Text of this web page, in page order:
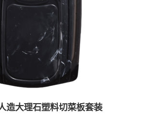
造大理石塑料切菜板套装